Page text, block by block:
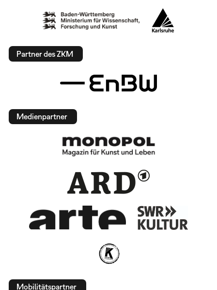
Partner des ZKM
Medienpartner
Mobilitätspartner